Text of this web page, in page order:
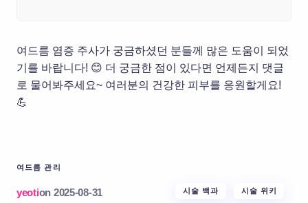
여드름 염증 주사가 궁금하셨던 분들께 많은 도움이 되었
기를 바랍니다! 😊 더 궁금한 점이 있다면 언제든지 댓글
로 물어봐주세요~ 여러분의 건강한 피부를 응원할게요!
💪
여드름 관리
yeotion 2025-08-31 시술 백과 시술 위키